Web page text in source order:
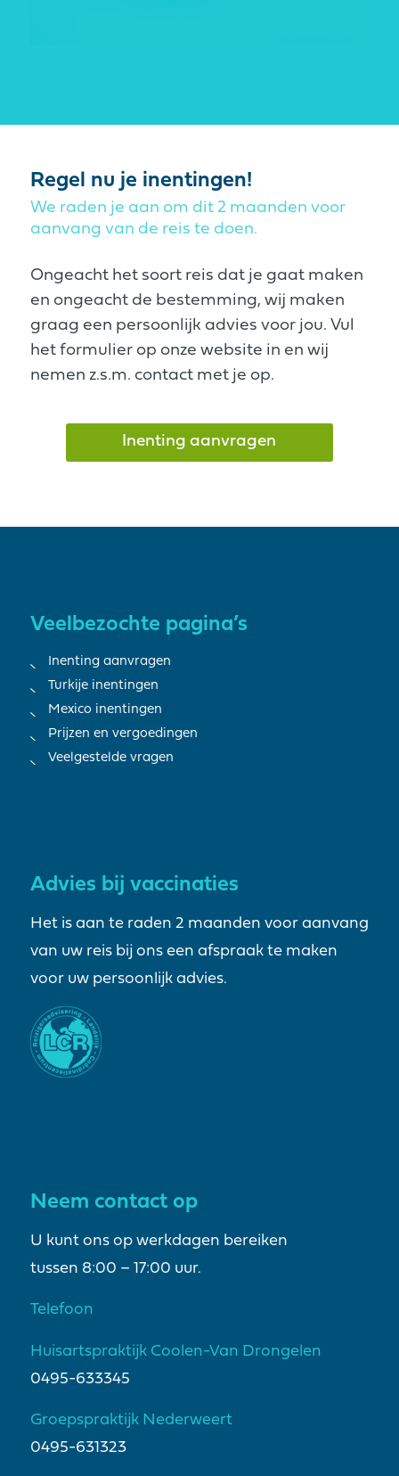
Regel nu je inentingen!
We raden je aan om dit 2 maanden voor
aanvang van de reis te doen.
Ongeacht het soort reis dat je gaat maken
en ongeacht de bestemming, wij maken
graag een persoonlijk advies voor jou. Vul
het formulier op onze website in en wij
nemen z.s.m. contact met je op.
Inenting aanvragen
Veelbezochte pagina’s
Inenting aanvragen
Turkije inentingen
Mexico inentingen
Prijzen en vergoedingen
Veelgestelde vragen
Advies bij vaccinaties
Het is aan te raden 2 maanden voor aanvang
van uw reis bij ons een afspraak te maken
voor uw persoonlijk advies.
Neem contact op
U kunt ons op werkdagen bereiken
tussen 8:00 – 17:00 uur.
Telefoon
Huisartspraktijk Coolen-Van Drongelen
0495-633345
Groepspraktijk Nederweert
0495-631323